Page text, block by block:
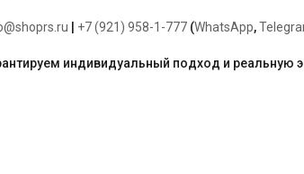
+7 (921) 958-1-777 (WhatsApp,
индивидуальный подход и реальную